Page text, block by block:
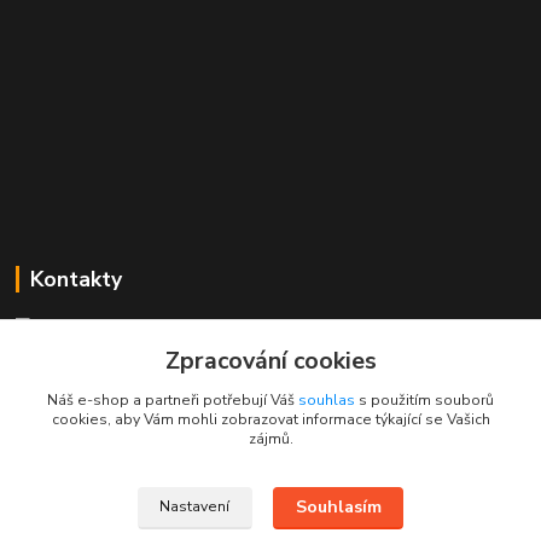
Kontakty
+420 725 613 837
info@rajklubicek.cz
Zpracování cookies
Náš e-shop a partneři potřebují Váš souhlas s použitím souborů
cookies, aby Vám mohli zobrazovat informace týkající se Vašich
zájmů.
Nastavení Souhlasím